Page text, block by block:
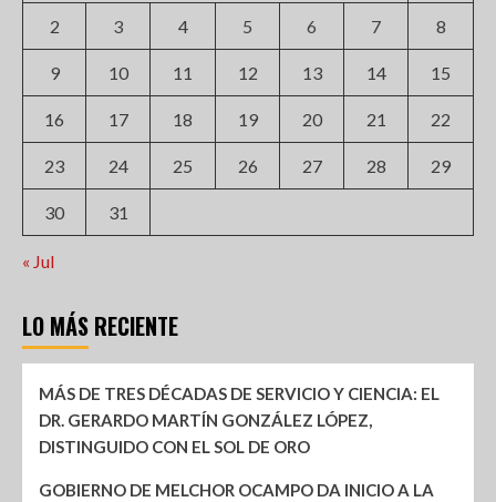
2 3 4 5 6 7 8
9 10 11 12 13 14 15
16 17 18 19 20 21 22
23 24 25 26 27 28 29
30 31
« Jul
LO MÁS RECIENTE
MÁS DE TRES DÉCADAS DE SERVICIO Y CIENCIA: EL
DR. GERARDO MARTÍN GONZÁLEZ LÓPEZ,
DISTINGUIDO CON EL SOL DE ORO
GOBIERNO DE MELCHOR OCAMPO DA INICIO A LA